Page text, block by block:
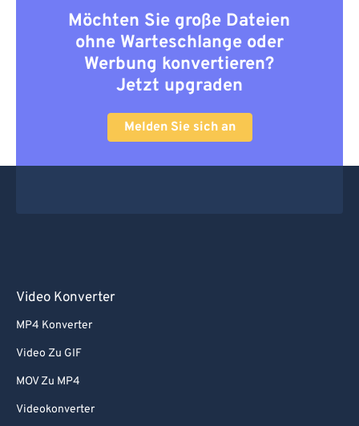
Möchten Sie große Dateien
ohne Warteschlange oder
Werbung konvertieren?
Jetzt upgraden
Melden Sie sich an
Video Konverter
MP4 Konverter
Video Zu GIF
MOV Zu MP4
Videokonverter